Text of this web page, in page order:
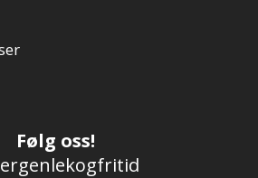
Følg oss!